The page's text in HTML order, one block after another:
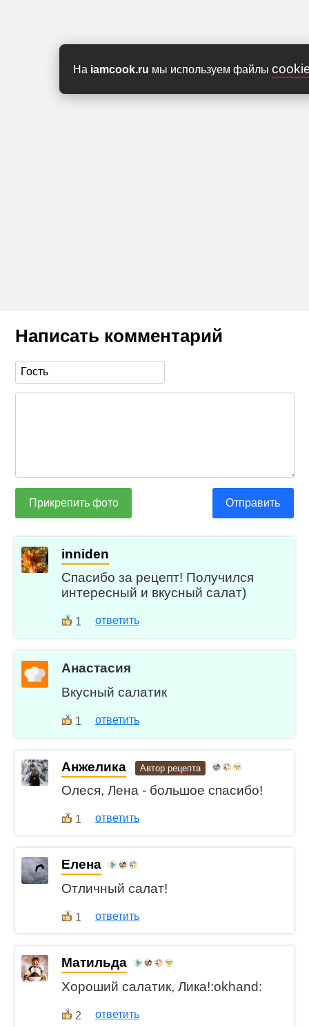
На iamcook.ru мы используем файлы
Написать комментарий
Прикрепить фото Отправить
inniden
Спасибо за рецепт! Получился
интересный и вкусный салат)
1 ответить
Анастасия
Вкусный салатик
1 ответить
Анжелика Автор рецепта
Олеся, Лена - большое спасибо!
1 ответить
Елена
Отличный салат!
1 ответить
Матильда
Хороший салатик, Лика!:okhand:
2 ответить